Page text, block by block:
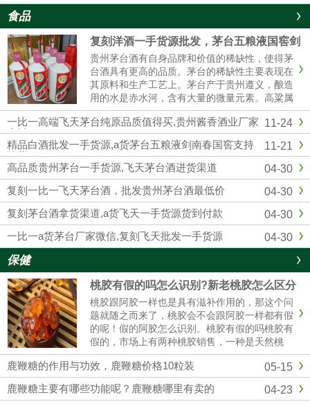
食品
复刻洋酒一手货源批发，茅台五粮液国窖剑
南春厂家直销
贵州茅台酒有自身品牌和价值的稀缺性，使得茅
台酒具有更高的品质。茅台的稀缺性主要表现在
其原料和生产工艺上。茅台产于贵州遵义，酿造
用的水是赤水河，含有大量的微量元素。高粱属
糯高粱，其曲独特，不易传诵。生产工艺复杂，
茅台酒要五年后才能卖。这使得茅台酒口感醇厚
纯正。精品茅台五粮液一手货源批发我们是专业
供应复刻飞天茅台酒的知名白...
11-24
一比一高端飞天茅台纯原品质值得买,贵州酱香酒业厂家
直销
11-21
精品白酒批发一手货源,a货茅台五粮液剑南春国窖支持
验货
04-30
高品质贵州茅台一手货源,飞天茅台酒进货渠道
04-30
复刻一比一飞天茅台酒，批发贵州茅台酒最低价
04-30
复刻茅台酒拿货渠道,a货飞天一手货源货到付款
04-30
一比一a货茅台厂家微信,复刻飞天批发一手货源
保健
桃胶有假的吗怎么识别?新老桃胶怎么区分
桃胶跟阿胶一样也是具有滋补作用的，那这个问
题就随之而来了，桃胶会不会跟阿胶一样都有假
的呢！假的阿胶怎么识别。桃胶有假的吗桃胶有
假的，市场上有两种桃胶销售，一种是天然桃
胶，还有一种是精加工过的桃胶，而且市场价格
35元/斤到百元，具体也看桃胶的质量。桃胶假
的怎么辨别（1）看颜色真正的......
05-15
鹿鞭糖的作用与功效，鹿鞭糖价格10粒装
04-23
鹿鞭糖主要有哪些功能呢？鹿鞭糖哪里有卖的